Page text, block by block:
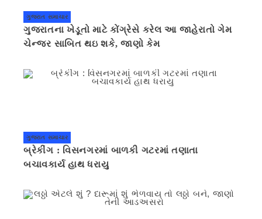
ગુજરાત સમાચાર
ગુજરાતના ખેડૂતો માટે કોંગ્રેસે કરેલ આ જાહેરાતો ગેમ
ચેન્જર સાબિત થઇ શકે, જાણો કેમ
ગુજરાત સમાચાર
બ્રેકીંગ : વિસનગરમાં બાળકી ગટરમાં તણાતા
બચાવકાર્ય હાથ ધરાયુ